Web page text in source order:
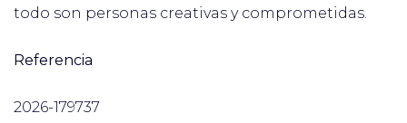
todo son personas creativas y comprometidas.
Referencia
2026-179737